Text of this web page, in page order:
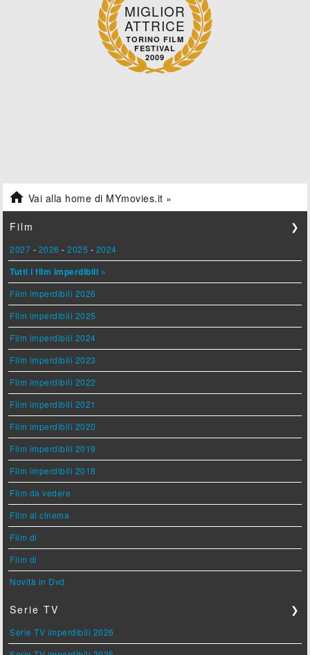
MIGLIOR
ATTRICE
TORINO FILM
FESTIVAL
2009
 Vai alla home di MYmovies.it »
Film ❯
2027 - 2026 -2025 - 2024
Tutti i film imperdibili »
Film imperdibili 2026
Film imperdibili 2025
Film imperdibili 2024
Film imperdibili 2023
Film imperdibili 2022
Film imperdibili 2021
Film imperdibili 2020
Film imperdibili 2019
Film imperdibili 2018
Film da vedere
Film al cinema
Film di
Film di
Novità in Dvd
Serie TV ❯
Serie TV imperdibili 2026